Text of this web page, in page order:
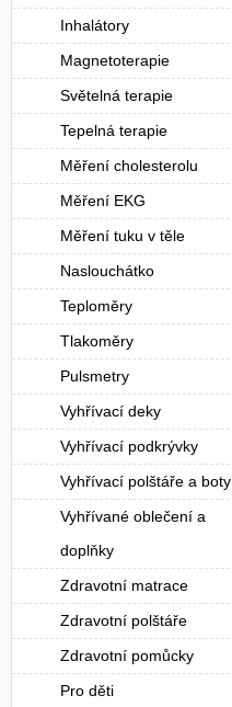
Inhalátory
Magnetoterapie
Světelná terapie
Tepelná terapie
Měření cholesterolu
Měření EKG
Měření tuku v těle
Naslouchátko
Teploměry
Tlakoměry
Pulsmetry
Vyhřívací deky
Vyhřívací podkrývky
Vyhřívací polštáře a boty
Vyhřívané oblečení a
doplňky
Zdravotní matrace
Zdravotní polštáře
Zdravotní pomůcky
Pro děti